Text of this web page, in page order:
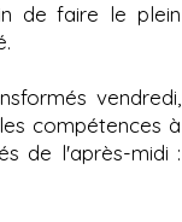
de faire le plein
vendredi,
compétences à
de l'après-midi :